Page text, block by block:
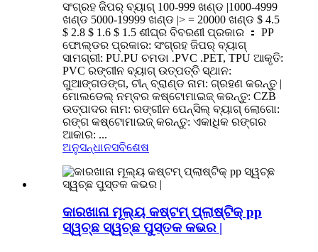
ସଂଗ୍ରହ ଜିପର୍ ବ୍ୟାଗ୍ 100-999 ଖଣ୍ଡ |1000-4999
ଖଣ୍ଡ 5000-19999 ଖଣ୍ଡ |> = 20000 ଖଣ୍ଡ $ 4.5
$ 2.8 $ 1.6 $ 1.5 ଶୀଘ୍ର ବିବରଣୀ ପ୍ରକାର ： PP
ଫୋଲ୍ଡର ପ୍ରକାର: ସଂଗ୍ରହ ଜିପର୍ ବ୍ୟାଗ୍
ସାମଗ୍ରୀ: PU.PU ଚମଡା .PVC .PET, TPU ଆକୃତି:
PVC ରଙ୍ଗୀନ ବ୍ୟାଗ୍ ଉତ୍ପତ୍ତି ସ୍ଥାନ:
ଗୁଆଙ୍ଗଡଙ୍ଗ, ଚୀନ୍ ବ୍ରାଣ୍ଡ ନାମ: ଗ୍ରହଣ କରନ୍ତୁ |
ମୋଲଡେଲ୍ ନମ୍ବର କଷ୍ଟୋମାଇଜ୍ କରନ୍ତୁ: CZB
ଉତ୍ପାଦର ନାମ: ରଙ୍ଗୀନ ପେନ୍ସିଲ୍ ବ୍ୟାଗ୍ ଲୋଗୋ:
ରଙ୍ଗ କଷ୍ଟୋମାଇଜ୍ କରନ୍ତୁ: ଏକାଧିକ ରଙ୍ଗର
ଆକାର: ...
ଅନୁସନ୍ଧାନସବିଶେଷ
କାରଖାନା ମୂଲ୍ୟ କଷ୍ଟମ୍ ପ୍ଲାଷ୍ଟିକ୍ pp
ସ୍ୱଚ୍ଛ ସ୍ୱଚ୍ଛ ପୁସ୍ତକ କଭର |